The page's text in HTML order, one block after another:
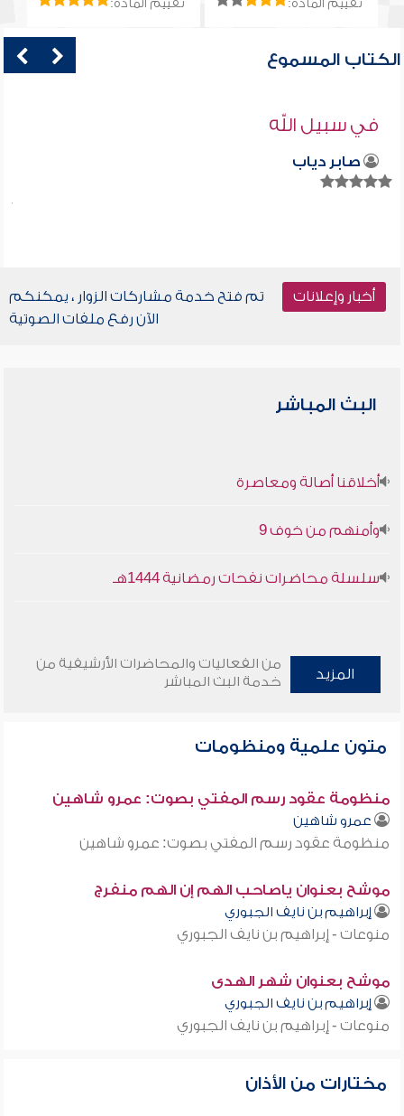
تقييم المادة: تقييم المادة:
الكتاب المسموع
في سبيل الله
صابر دياب
أخبار وإعلانات
تم فتح خدمة مشاركات الزوار ، يمكنكم
الآن رفع ملفات الصوتية
البث المباشر
أخلاقنا أصالة ومعاصرة
وأمنهم من خوف 9
سلسلة محاضرات نفحات رمضانية 1444هـ
المزيد
من الفعاليات والمحاضرات الأرشيفية من
خدمة البث المباشر
متون علمية ومنظومات
منظومة عقود رسم المفتي بصوت: عمرو شاهين
عمرو شاهين
منظومة عقود رسم المفتي بصوت: عمرو شاهين
موشح بعنوان ياصاحب الهم إن الهم منفرج
إبراهيم بن نايف الجبوري
منوعات - إبراهيم بن نايف الجبوري
موشح بعنوان شهر الهدى
إبراهيم بن نايف الجبوري
منوعات - إبراهيم بن نايف الجبوري
مختارات من الأذان